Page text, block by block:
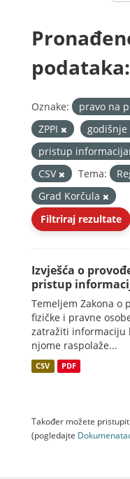
Oznake:
pravo na
ZPPI
godišnje
pristup
CSV
Tema:
Grad Korčula
Filtriraj rezultate
Izvješća o
pristup
Temeljem Zakona o
fizičke i pravne
zatražiti informaciju
njome raspolaže...
CSV PDF
Također možete
(pogledajte